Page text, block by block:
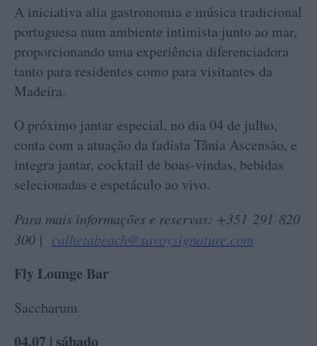
A iniciativa alia gastronomia e música tradicional
portuguesa num ambiente intimista junto ao mar,
proporcionando uma experiência diferenciadora
tanto para residentes como para visitantes da
Madeira.
O próximo jantar especial, no dia 04 de julho,
conta com a atuação da fadista Tânia Ascensão, e
integra jantar, cocktail de boas-vindas, bebidas
selecionadas e espetáculo ao vivo.
Para mais informações e reservas: +351 291 820
300 | calhetabeach@savoysignature.com
Fly Lounge Bar
Saccharum
04.07 | sábado